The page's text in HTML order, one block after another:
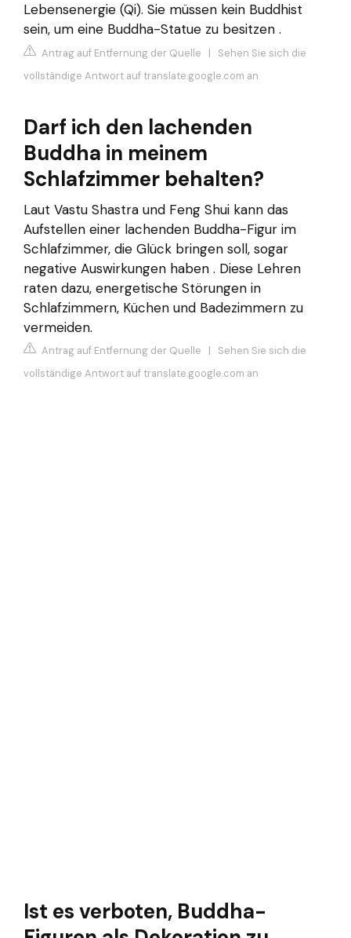
Lebensenergie (Qi). Sie müssen kein Buddhist
sein, um eine Buddha-Statue zu besitzen .
Antrag auf Entfernung der Quelle | Sehen Sie sich die
vollständige Antwort auf translate.google.com an
Darf ich den lachenden
Buddha in meinem
Schlafzimmer behalten?
Laut Vastu Shastra und Feng Shui kann das
Aufstellen einer lachenden Buddha-Figur im
Schlafzimmer, die Glück bringen soll, sogar
negative Auswirkungen haben . Diese Lehren
raten dazu, energetische Störungen in
Schlafzimmern, Küchen und Badezimmern zu
vermeiden.
Antrag auf Entfernung der Quelle | Sehen Sie sich die
vollständige Antwort auf translate.google.com an
Ist es verboten, Buddha-